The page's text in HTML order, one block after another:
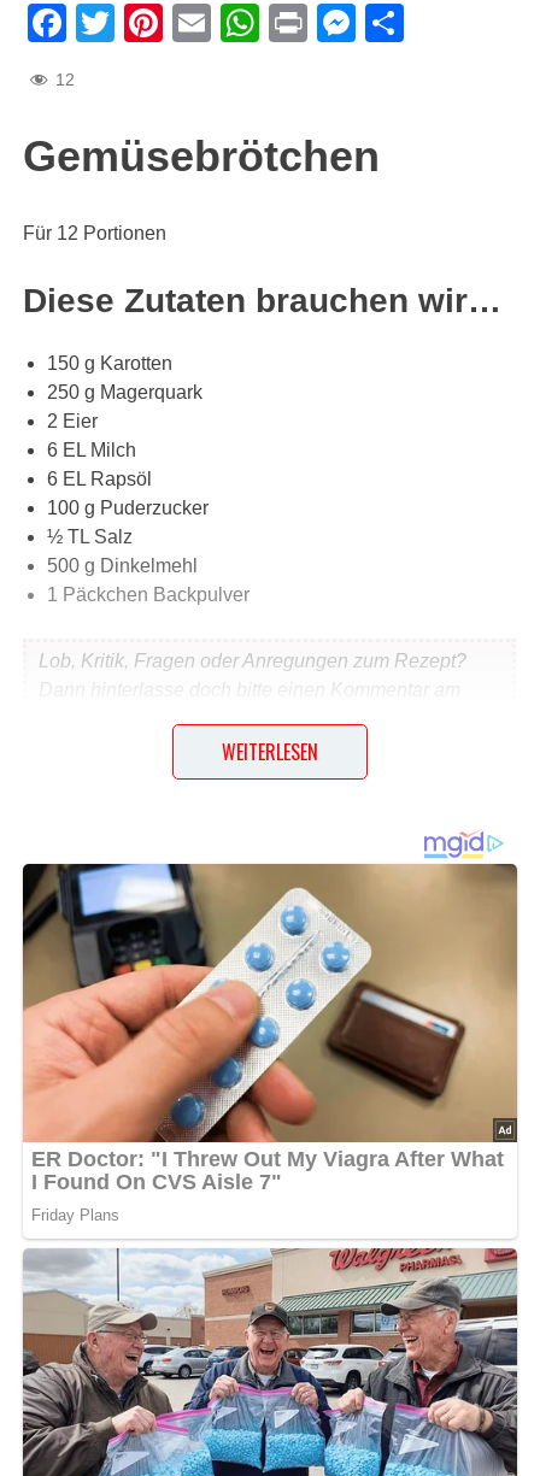
Facebook
TwitterPinterest
EmailWhatsApp
Print
12
Gemüsebrötchen
Für 12 Portionen
Diese Zutaten brauchen wir…
150 g Karotten
250 g Magerquark
2 Eier
6 EL Milch
6 EL Rapsöl
100 g Puderzucker
½ TL Salz
500 g Dinkelmehl
1 Päckchen Backpulver
Lob, Kritik, Fragen oder Anregungen zum Rezept?
Dann hinterlasse doch bitte einen Kommentar am
Karotten schälen und fein reiben. Quark, Eier, Milch, Öl,
Puderzucker und Salz verrühren. Mehl, Backpulver und
Karotten unter die Quarkmasse kneten. Den Ofen auf
180°C vorheizen. Backblech mit Backpapier belegen. Aus
dem Teig 12 kleine Brötchen formen, auf das Backblech
legen und im Ofen 15–20 Minuten backen.
Variante: statt Karotten mit Kürbis oder Zucchini.
WEITERLESEN